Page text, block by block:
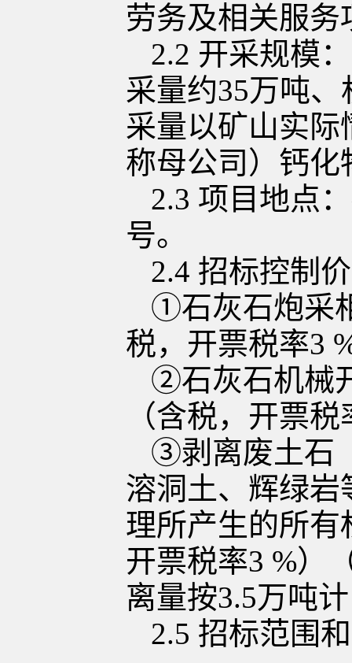
劳务及相关服务
2.2 开采规模
采量约35万吨、
采量以矿山实际
称母公司 ） 钙化
2.3 项目地点
号。
2.4 招标控制
①石灰石炮采
税，开票税率3
②石灰石机械
（含税，开票税
③剥离废土石
溶洞土、 辉绿岩
理所产生的所有
开票税率3 %）
离量按3.5万吨
2.5 招标范围